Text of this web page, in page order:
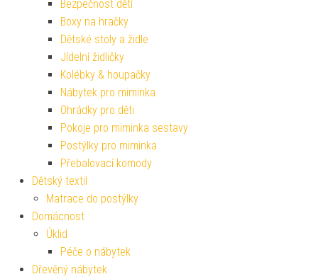
Bezpečnost dětí
Boxy na hračky
Dětské stoly a židle
Jídelní židličky
Kolébky & houpačky
Nábytek pro miminka
Ohrádky pro děti
Pokoje pro miminka sestavy
Postýlky pro miminka
Přebalovací komody
Dětský textil
Matrace do postýlky
Domácnost
Úklid
Péče o nábytek
Dřevěný nábytek